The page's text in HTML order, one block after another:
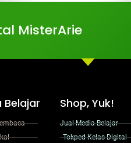
MisterArie
Belajar Shop, Yuk!
Jual Media Belajar
Tokped Kelas Digital